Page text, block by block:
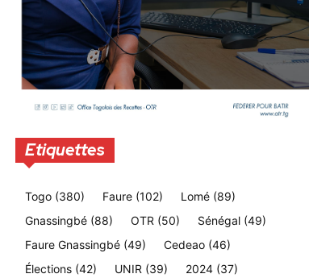
Etiquettes
Togo (380) Faure (102) Lomé (89)
Gnassingbé (88) OTR (50) Sénégal (49)
Faure Gnassingbé (49) Cedeao (46)
Élections (42) UNIR (39) 2024 (37)